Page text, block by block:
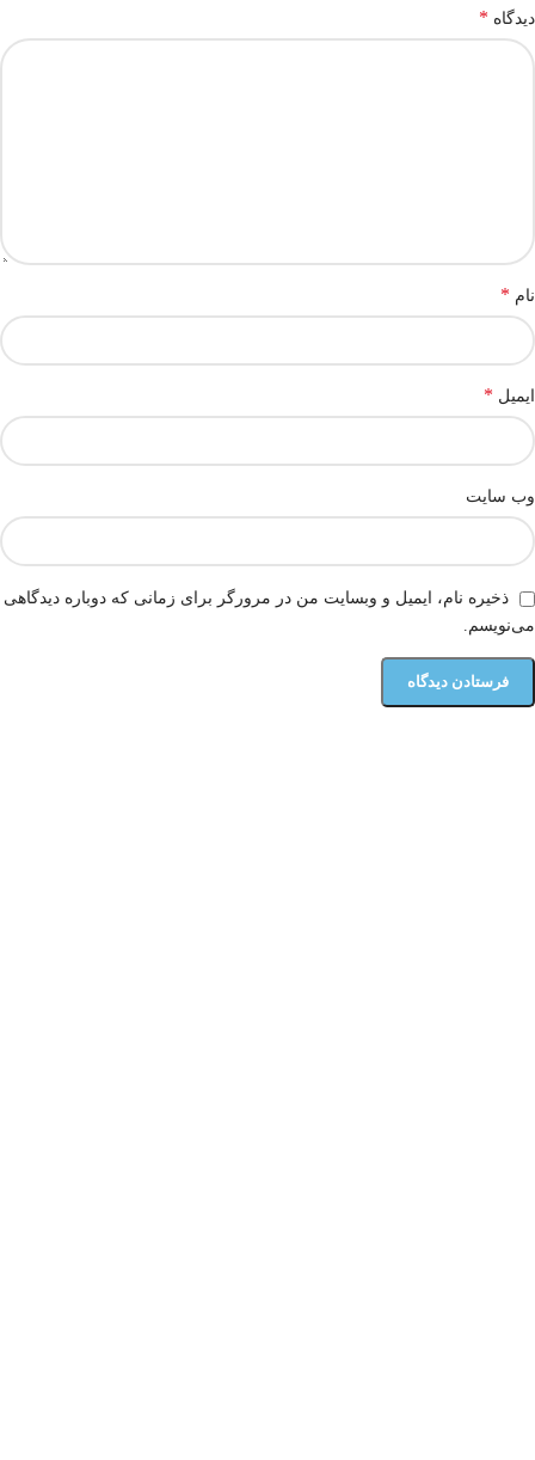
دیدگاه *
نام *
ایمیل *
وب‌ سایت
ذخیره نام، ایمیل و وبسایت من در مرورگر برای زمانی که دوباره دیدگاهی
می‌نویسم.